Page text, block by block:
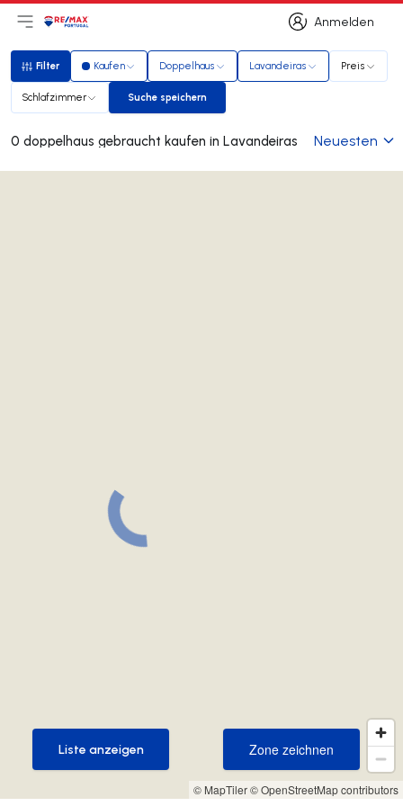
Anmelden
Anmelden
Hauptmenü öffnen
LogoZur Startseite
Filter
Filter Kaufen Doppelhaus Lavandeiras Preis
Schlafzimmer Suche speichern
Suche speichern
0 doppelhaus gebraucht kaufen in Lavandeiras Neuesten
© MapTiler© OpenStreetMap contributors
Zone zeichnen
Zone zeichnen
Liste anzeigen
Liste anzeigen